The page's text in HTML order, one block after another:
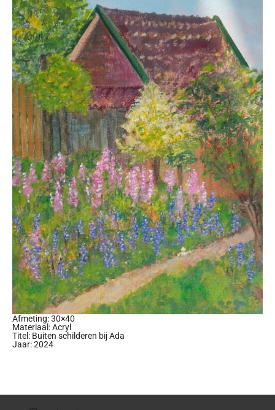
Afmeting: 30×40
Materiaal: Acryl
Titel: Buiten schilderen bij Ada
Jaar: 2024